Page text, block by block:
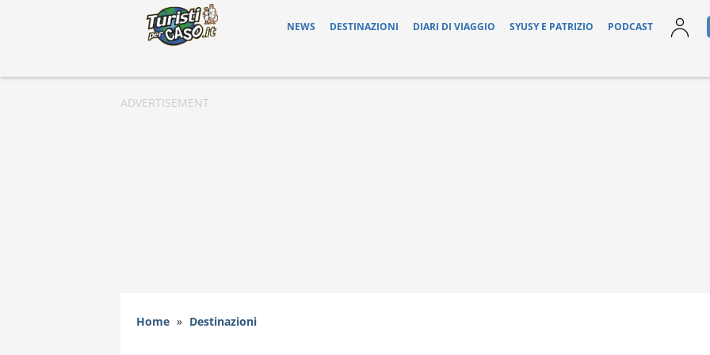
NEWS DESTINAZIONI DIARI DI VIAGGIO SYUSY E PATRIZIO PODCAST
Home » Destinazioni